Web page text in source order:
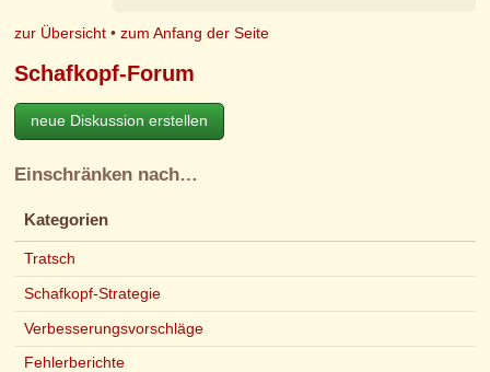
zur Übersicht •zum Anfang der Seite
Schafkopf-Forum
neue Diskussion erstellen
Einschränken nach…
Kategorien
Tratsch
Schafkopf-Strategie
Verbesserungsvorschläge
Fehlerberichte